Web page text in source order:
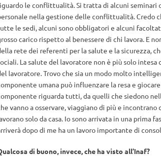
le conflittualità. Si tratta di alcuni seminari
nella gestione delle conflittualità. Credo
le sedi, alcuni sono obbligatori e alcuni
carico rispetto al benessere di chi lavora. E
rete dei referenti per la salute e la sicurezza,
La salute del lavoratore non è più solo
lavoratore. Trovo che sia un modo molto
umana può influenzare la resa e
riguarda tutti, da quelli che siedono
vanno a osservare, viaggiano di più e
solo da casa. Io sono arrivata in una prima
dopo di me ha un lavoro importante di
di buono, invece, che ha visto all’Inaf?